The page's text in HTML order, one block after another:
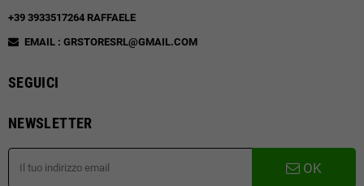
+39 3933517264 RAFFAELE
EMAIL : GRSTORESRL@GMAIL.COM
SEGUICI
NEWSLETTER
OK